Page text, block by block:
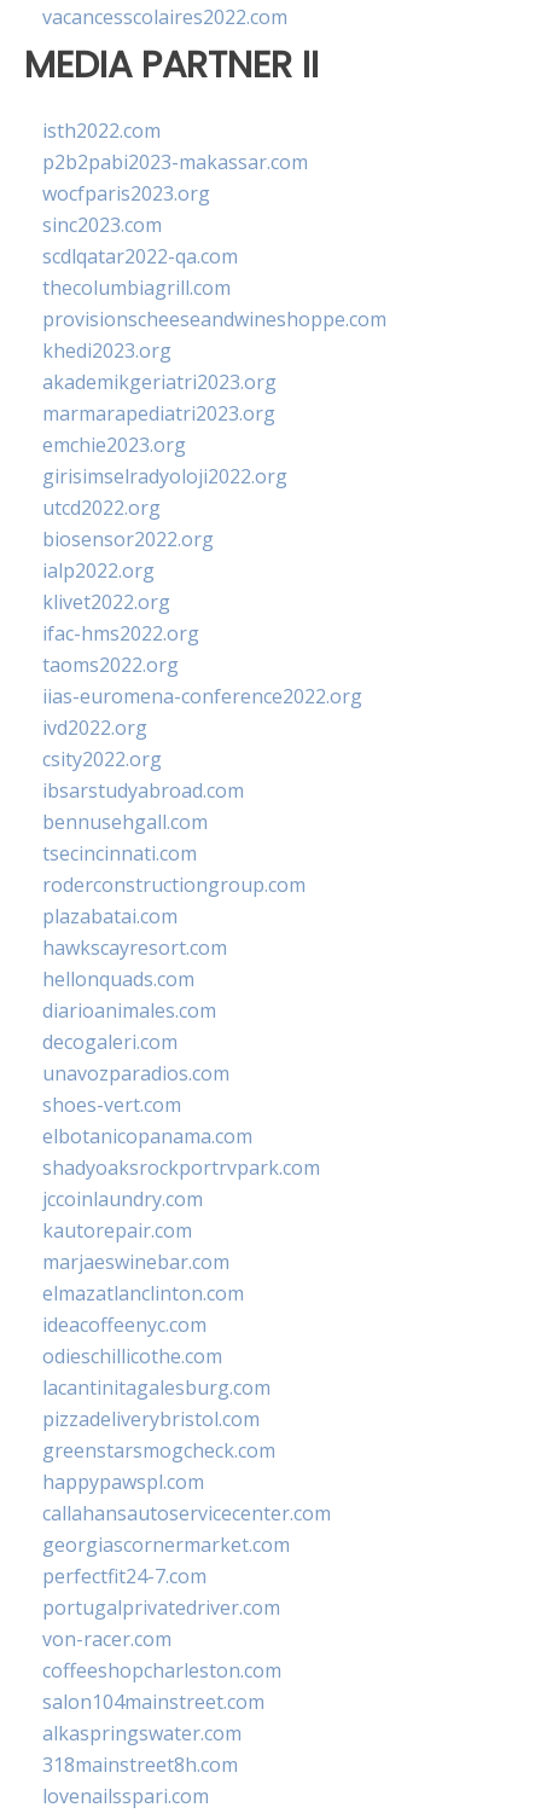
vacancesscolaires2022.com
MEDIA PARTNER II
isth2022.com
p2b2pabi2023-makassar.com
wocfparis2023.org
sinc2023.com
scdlqatar2022-qa.com
thecolumbiagrill.com
provisionscheeseandwineshoppe.com
khedi2023.org
akademikgeriatri2023.org
marmarapediatri2023.org
emchie2023.org
girisimselradyoloji2022.org
utcd2022.org
biosensor2022.org
ialp2022.org
klivet2022.org
ifac-hms2022.org
taoms2022.org
iias-euromena-conference2022.org
ivd2022.org
csity2022.org
ibsarstudyabroad.com
bennusehgall.com
tsecincinnati.com
roderconstructiongroup.com
plazabatai.com
hawkscayresort.com
hellonquads.com
diarioanimales.com
decogaleri.com
unavozparadios.com
shoes-vert.com
elbotanicopanama.com
shadyoaksrockportrvpark.com
jccoinlaundry.com
kautorepair.com
marjaeswinebar.com
elmazatlanclinton.com
ideacoffeenyc.com
odieschillicothe.com
lacantinitagalesburg.com
pizzadeliverybristol.com
greenstarsmogcheck.com
happypawspl.com
callahansautoservicecenter.com
georgiascornermarket.com
perfectfit24-7.com
portugalprivatedriver.com
von-racer.com
coffeeshopcharleston.com
salon104mainstreet.com
alkaspringswater.com
318mainstreet8h.com
lovenailsspari.com